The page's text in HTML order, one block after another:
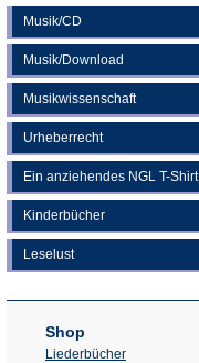
Musik/CD
Musik/Download
Musikwissenschaft
Urheberrecht
Ein anziehendes NGL T-Shirt
Kinderbücher
Leselust
Shop
Liederbücher